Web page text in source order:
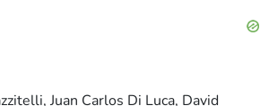
Juan Carlos Di Luca, David